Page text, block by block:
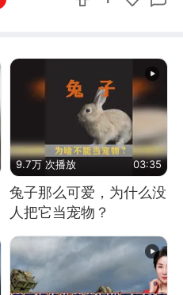
9.7万 次播放 03:35
兔子那么可爱，为什么没
人把它当宠物？